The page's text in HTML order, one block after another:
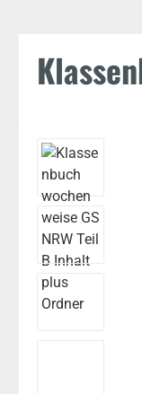
Bildergalerie